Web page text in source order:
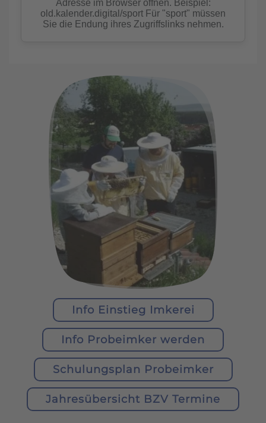
Info Einstieg Imkerei
Info Probeimker werden
Schulungsplan Probeimker
Jahresübersicht BZV Termine